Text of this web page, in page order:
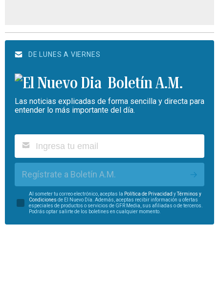
DE LUNES A VIERNES
Boletín A.M.
Las noticias explicadas de forma sencilla y directa para
entender lo más importante del día.
Regístrate a Boletín A.M.
Al someter tu correo electrónico, aceptas la Política de Privacidad yTérminos y
Condiciones de El Nuevo Día. Además, aceptas recibir información u ofertas
especiales de productos o servicios de GFR Media, sus afiliadas o de terceros.
Podrás optar salirte de los boletines en cualquier momento.